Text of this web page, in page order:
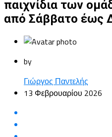
παιχνίδια των
από Σάββατο έως
by
Γιώργος Παντελής
13 Φεβρουαρίου 2026